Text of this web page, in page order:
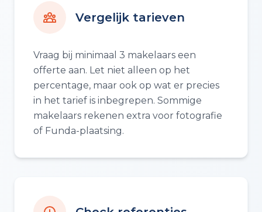
Vergelijk tarieven
Vraag bij minimaal 3 makelaars een
offerte aan. Let niet alleen op het
percentage, maar ook op wat er precies
in het tarief is inbegrepen. Sommige
makelaars rekenen extra voor fotografie
of Funda-plaatsing.